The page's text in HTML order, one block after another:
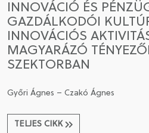
INNOVÁCIÓ ÉS
GAZDÁLKODÓI
INNOVÁCIÓS
MAGYARÁZÓ
SZEKTORBAN
Győri Ágnes – Czakó Ágnes
TELJES CIKK